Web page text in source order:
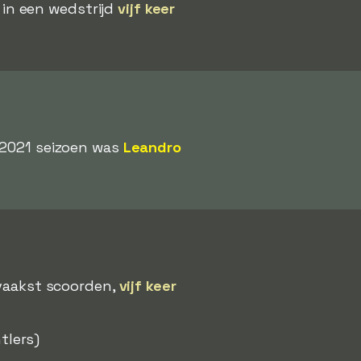
een wedstrijdvijf keer
seizoen was Leandro
scoorden, vijf keer